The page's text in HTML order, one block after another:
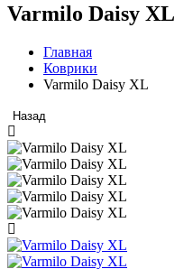
Varmilo Daisy XL
Главная
Коврики
Varmilo Daisy XL
Назад